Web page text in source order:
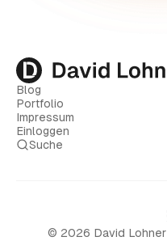
Blog
Portfolio
Impressum
Einloggen
Suche
© 2026 David